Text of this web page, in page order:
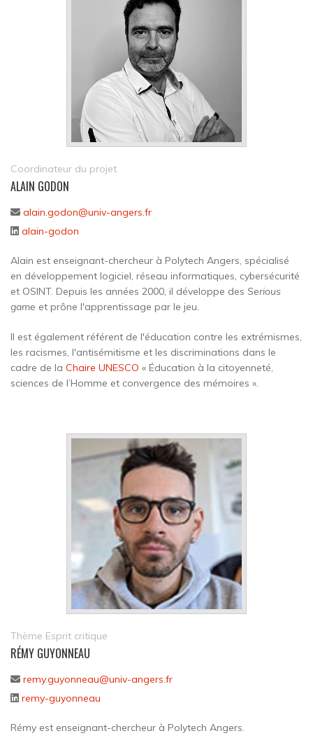
Coordinateur du projet
ALAIN GODON
alain.godon@univ-angers.fr
alain-godon
Alain est enseignant-chercheur à Polytech Angers, spécialisé
en développement logiciel, réseau informatiques, cybersécurité
et OSINT. Depuis les années 2000, il développe des Serious
game et prône l'apprentissage par le jeu.
Il est également référent de l'éducation contre les extrémismes,
les racismes, l'antisémitisme et les discriminations dans le
cadre de la Chaire UNESCO « Éducation à la citoyenneté,
sciences de l’Homme et convergence des mémoires ».
Thème Esprit critique
RÉMY GUYONNEAU
remy.guyonneau@univ-angers.fr
remy-guyonneau
Rémy est enseignant-chercheur à Polytech Angers.